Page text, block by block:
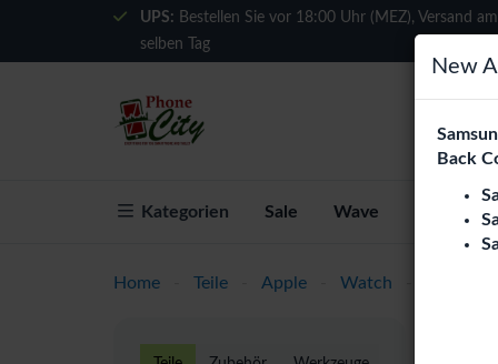
UPS: Bestellen Sie vor 18:00 Uhr (MEZ), Versand am
selben Tag
Kategorien Sale Wave Über
Home Teile Apple Watch
New
Back